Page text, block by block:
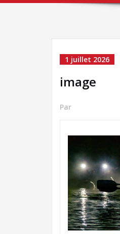
1 juillet 2026
image
Par